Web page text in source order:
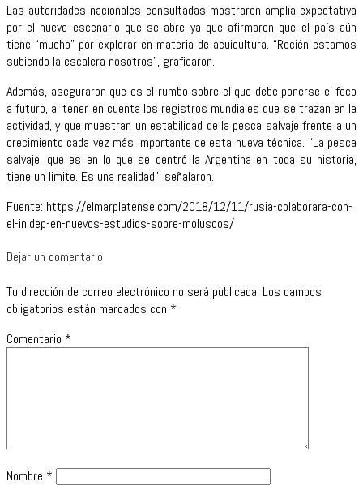
Las autoridades nacionales consultadas mostraron amplia expectativa
por el nuevo escenario que se abre ya que afirmaron que el país aún
tiene “mucho” por explorar en materia de acuicultura. “Recién estamos
subiendo la escalera nosotros”, graficaron.
Además, aseguraron que es el rumbo sobre el que debe ponerse el foco
a futuro, al tener en cuenta los registros mundiales que se trazan en la
actividad, y que muestran un estabilidad de la pesca salvaje frente a un
crecimiento cada vez más importante de esta nueva técnica. “La pesca
salvaje, que es en lo que se centró la Argentina en toda su historia,
tiene un limite. Es una realidad”, señalaron.
Fuente: https://elmarplatense.com/2018/12/11/rusia-colaborara-con-
el-inidep-en-nuevos-estudios-sobre-moluscos/
Dejar un comentario
Tu dirección de correo electrónico no será publicada. Los campos
obligatorios están marcados con *
Comentario *
Nombre *